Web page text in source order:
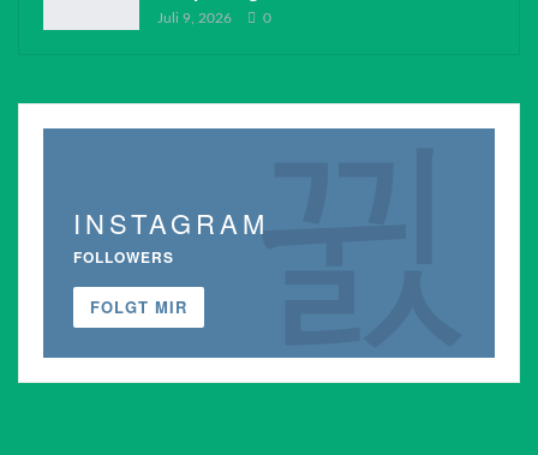
Juli 9, 2026 0
INSTAGRAM
FOLLOWERS
FOLGT MIR